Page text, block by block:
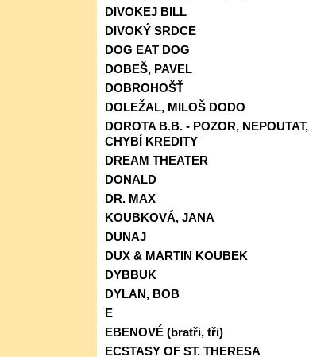
DIVOKEJ BILL
DIVOKÝ SRDCE
DOG EAT DOG
DOBEŠ, PAVEL
DOBROHOŠŤ
DOLEŽAL, MILOŠ DODO
DOROTA B.B. - POZOR, NEPOUTAT,
CHYBÍ KREDITY
DREAM THEATER
DONALD
DR. MAX
KOUBKOVÁ, JANA
DUNAJ
DUX & MARTIN KOUBEK
DYBBUK
DYLAN, BOB
E
EBENOVÉ (bratři, tři)
ECSTASY OF ST. THERESA